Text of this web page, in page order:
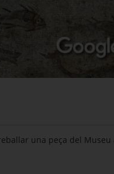
una peça del